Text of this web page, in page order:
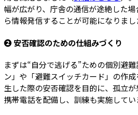
幅が広がり、庁舎の通信が途絶した
ら情報発信することが可能になりまし
❷ 安否確認のための仕組みづくり
まずは“自分で逃げる”ための個別避
ン」や「避難スイッチカード」の作
生した際の安否確認を目的に、孤立
携帯電話を配備し、訓練も実施してい